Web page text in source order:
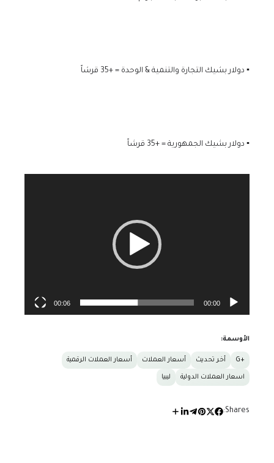
▪️ دولار بشيك التجارة والتنمية & الوحدة = +35 قرشاً
▪️ دولار بشيك الجمهورية = +35 قرشاً
00:00
00:06
الأوسمة:
+G أخر تحديث أسعار العملات أسعار العملات الرقمية
اسعار العملات الدولية ليبيا
Shares: